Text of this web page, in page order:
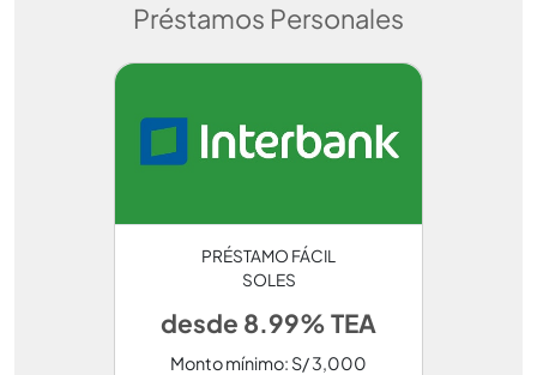
Préstamos Personales
PRÉSTAMO FÁCIL
SOLES
desde 8.99% TEA
Monto mínimo: S/ 3,000